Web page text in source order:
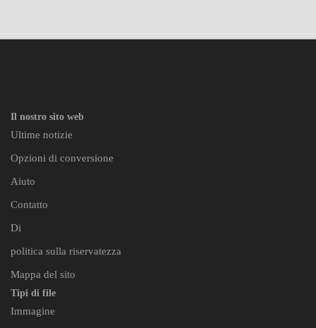
Il nostro sito web
Ultime notizie
Opzioni di conversione
Aiuto
Contatto
Di
politica sulla riservatezza
Mappa del sito
Tipi di file
Immagine